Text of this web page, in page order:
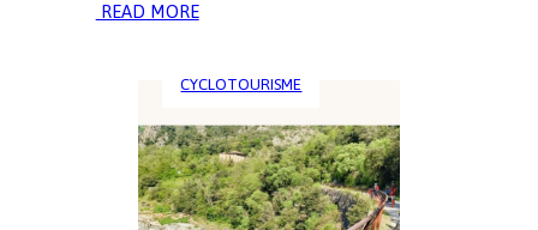
READ MORE:
AU
DE
LILLE
:
CASSEL
CYCLOTOURISME